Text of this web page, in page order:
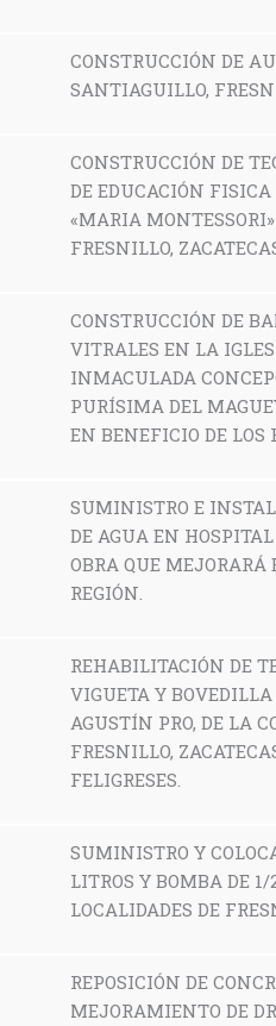
CONSTRUCCIÓN DE
SANTIAGUILLO,
CONSTRUCCIÓN DE
DE EDUCACIÓN
«MARIA
FRESNILLO,
CONSTRUCCIÓN DE
VITRALES EN LA
INMACULADA
PURÍSIMA DEL
EN BENEFICIO DE LOS
SUMINISTRO E
DE AGUA EN
OBRA QUE MEJORARÁ
REGIÓN.
REHABILITACIÓN DE
VIGUETA Y
AGUSTÍN PRO, DE LA
FRESNILLO,
FELIGRESES.
SUMINISTRO Y
LITROS Y BOMBA DE
LOCALIDADES DE
REPOSICIÓN DE
MEJORAMIENTO DE